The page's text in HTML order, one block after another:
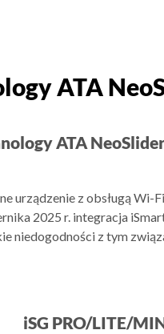
ATA
ATA
urządzenie z obsługą Wi-
2025 r. integracja
niedogodności z tym
iSG PRO/LITE/